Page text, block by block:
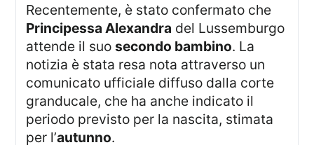
Recentemente, è stato confermato che
Principessa Alexandra del Lussemburgo
attende il suosecondo bambino. La
notizia è stata resa nota attraverso un
comunicato ufficiale diffuso dalla corte
granducale, che ha anche indicato il
periodo previsto per la nascita, stimata
per l’autunno.